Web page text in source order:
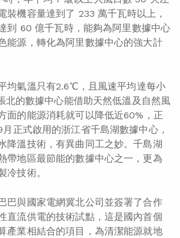
裝機容量達到了 233 萬千瓦時以上，
到 60 億千瓦時，能夠為阿里數據中心
能源，轉化為阿里數據中心的強大計
均氣溫只有2.6℃，且風速平均達每小
北的數據中心能借助天然低溫及自然風
面的能源消耗就可以降低近60%，正
正式啟用的浙江省千島湖數據中心，
降溫技術，有異曲同工之妙。千島湖
帶地區最節能的數據中心之一，更為
冷技術。
巴與國家電網冀北公司並簽署了合作
直流供電的技術試點，這是國內首個
產業相結合的項目，為清潔能源就地